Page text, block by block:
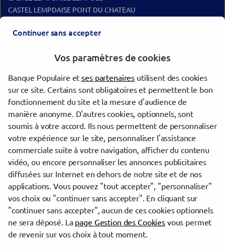
CASTEL LEMPDAISE PONT DU CHATEAU
PORTES DU ZENITH LES MARTRES
Clermont-Ferrand
Cournon-d'Auvergne
Vichy
Trouver une agence Banque Populaire
Puy-de-Dôme
Cébazat
NORD DE CLERMONT CEBAZAT
evermaps ©
Continuer sans accepter
Vos paramètres de cookies
Banque Populaire etses partenaires utilisent des cookies
sur ce site. Certains sont obligatoires et permettent le bon
fonctionnement du site et la mesure d'audience de
manière anonyme. D'autres cookies, optionnels, sont
soumis à votre accord. Ils nous permettent de personnaliser
votre expérience sur le site, personnaliser l'assistance
commerciale suite à votre navigation, afficher du contenu
vidéo, ou encore personnaliser les annonces publicitaires
diffusées sur Internet en dehors de notre site et de nos
applications. Vous pouvez "tout accepter", "personnaliser"
vos choix ou "continuer sans accepter". En cliquant sur
"continuer sans accepter", aucun de ces cookies optionnels
ne sera déposé. La page Gestion des Cookiesvous permet
de revenir sur vos choix à tout moment.